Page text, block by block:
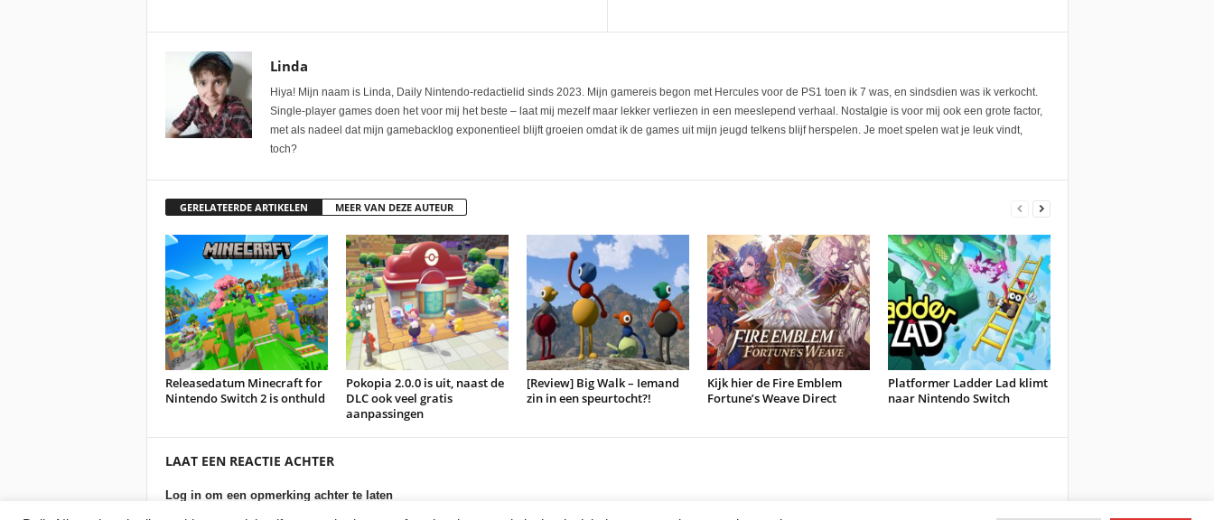
Linda
Hiya! Mijn naam is Linda, Daily Nintendo-redactielid sinds 2023. Mijn gamereis begon met Hercules voor de PS1 toen ik 7 was, en sindsdien was ik verkocht.
Single-player games doen het voor mij het beste – laat mij mezelf maar lekker verliezen in een meeslepend verhaal. Nostalgie is voor mij ook een grote factor,
met als nadeel dat mijn gamebacklog exponentieel blijft groeien omdat ik de games uit mijn jeugd telkens blijf herspelen. Je moet spelen wat je leuk vindt,
toch?
GERELATEERDE ARTIKELEN MEER VAN DEZE AUTEUR
Releasedatum Minecraft for
Nintendo Switch 2 is onthuld
Pokopia 2.0.0 is uit, naast de
DLC ook veel gratis
aanpassingen
[Review] Big Walk – Iemand
zin in een speurtocht?!
Kijk hier de Fire Emblem
Fortune’s Weave Direct
Platformer Ladder Lad klimt
naar Nintendo Switch
LAAT EEN REACTIE ACHTER
Log in om een opmerking achter te laten